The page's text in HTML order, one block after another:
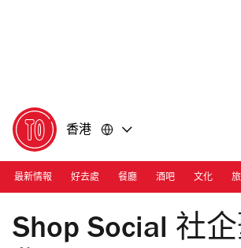
香港
最新情報 好去處 餐廳 酒吧 文化
Photograph: Courtesy TECM
Shop Social 社